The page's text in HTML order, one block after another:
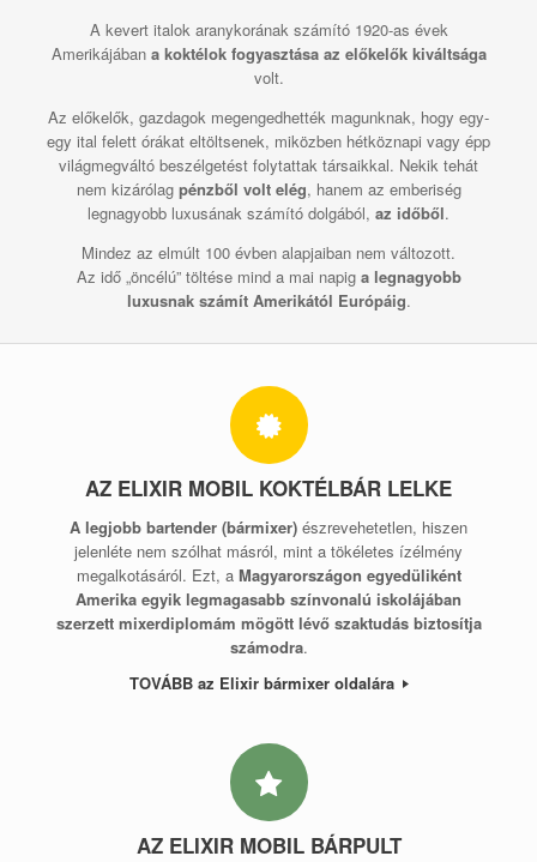
A kevert italok aranykorának számító 1920-as évek
Amerikájában a koktélok fogyasztása az előkelők kiváltsága
volt.
Az előkelők, gazdagok megengedhették magunknak, hogy egy-
egy ital felett órákat eltöltsenek, miközben hétköznapi vagy épp
világmegváltó beszélgetést folytattak társaikkal. Nekik tehát
nem kizárólag pénzből volt elég, hanem az emberiség
legnagyobb luxusának számító dolgából, az időből.
Mindez az elmúlt 100 évben alapjaiban nem változott.
Az idő „öncélú” töltése mind a mai napig a legnagyobb
luxusnak számít Amerikától Európáig.
AZ ELIXIR MOBIL KOKTÉLBÁR LELKE
A legjobb bartender (bármixer) észrevehetetlen, hiszen
jelenléte nem szólhat másról, mint a tökéletes ízélmény
megalkotásáról. Ezt, a Magyarországon egyedüliként
Amerika egyik legmagasabb színvonalú iskolájában
szerzett mixerdiplomám mögött lévő szaktudás biztosítja
számodra.
TOVÁBB az Elixir bármixer oldalára
AZ ELIXIR MOBIL BÁRPULT